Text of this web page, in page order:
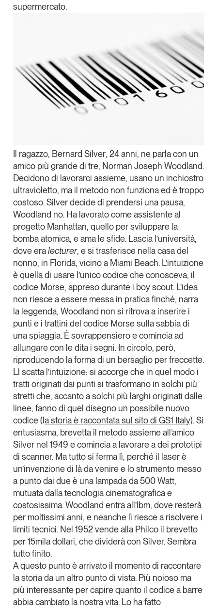
Contatti
La nostra newsletter nella tua email
Iscriviti
Un anno di
Tendenze2026
Leggi il magazine
Tendenze è il magazine di GS1 Italy che racconta in
modo indipendente il cambiamento e le sfide del largo
consumo e dell’economia a professionisti e
consumatori
GS1 Italy GS1 Italy
Tendenze
GS1 Italy
supermercato.
Il ragazzo, Bernard Silver, 24 anni, ne parla con un
amico più grande di tre, Norman Joseph Woodland.
Decidono di lavorarci assieme, usano un inchiostro
ultravioletto, ma il metodo non funziona ed è troppo
costoso. Silver decide di prendersi una pausa,
Woodland no. Ha lavorato come assistente al
progetto Manhattan, quello per sviluppare la
bomba atomica, e ama le sfide. Lascia l’università,
dove eralecturer, e si trasferisce nella casa del
nonno, in Florida, vicino a Miami Beach. L’intuizione
è quella di usare l’unico codice che conosceva, il
codice Morse, appreso durante i boy scout. L’idea
non riesce a essere messa in pratica finché, narra
la leggenda, Woodland non si ritrova a inserire i
punti e i trattini del codice Morse sullasabbia di
una spiaggia. È sovrappensiero e comincia ad
allungare con le dita i segni. In circolo, però,
riproducendo la forma di un bersaglio per freccette.
Lì scatta l’intuizione: si accorge che in quel modo i
tratti originati dai punti si trasformano in solchi più
stretti che, accanto a solchi più larghi originati dalle
linee, fanno di quel disegno un possibile nuovo
codice (l a storia è raccontata sul sito di GS1 Italy). Si
entusiasma, brevetta il metodo assieme all’amico
Silver nel 1949 e comincia a lavorare a dei prototipi
di scanner. Ma tutto si ferma lì, perché il laser è
un’invenzione di là da venire e lo strumento messo
a punto dai due è una lampada da 500 Watt,
mutuata dalla tecnologia cinematografica e
costosissima. Woodland entra all’Ibm, dove resterà
per moltissimi anni, e neanche lì riesce a risolvere i
limiti tecnici. Nel 1952 vende alla Philco il brevetto
per 15mila dollari, che dividerà con Silver. Sembra
tutto finito.
A questo punto è arrivato il momento di raccontare
la storia da un altro punto di vista. Più noioso ma
più interessante per capire quanto il codice a barre
abbia cambiato la nostra vita. Lo ha fatto